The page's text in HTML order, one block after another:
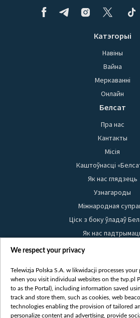
Катэгорыі
Навіны
Вайна
Меркаванні
Онлайн
Белсат
Пра нас
Кантакты
Місія
Каштоўнасці
Як нас глядзець
Узнагароды
Міжнародная
Ціск з боку ўладаў
Як нас
Правілы выкарыстання
Бяспека
Youtube
Белсат news
We respect your privacy
Telewizja Polska S.A. w likwidacji processes
when you visit individual websites on the tvp.pl
to as the Portal), including information saved
track and store them, such as cookies, web
technologies enabling the provision of tailored
personalize content and advertising, provide